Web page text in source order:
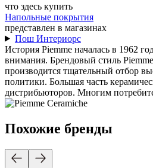
что здесь купить
Напольные покрытия
представлен в магазинах
Пош Интериорс
История Piemme началась в 1962
внимания. Брендовый стиль
производится тщательный отбор
политики. Большая часть
дистрибьюторов. Многим
Похожие бренды